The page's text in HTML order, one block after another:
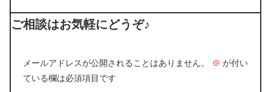
ご相談はお気軽にどうぞ♪
メールアドレスが公開されることはありません。 ※ が付い
ている欄は必須項目です